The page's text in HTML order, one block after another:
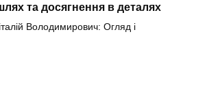
та досягнення в деталях
Володимирович: Огляд і